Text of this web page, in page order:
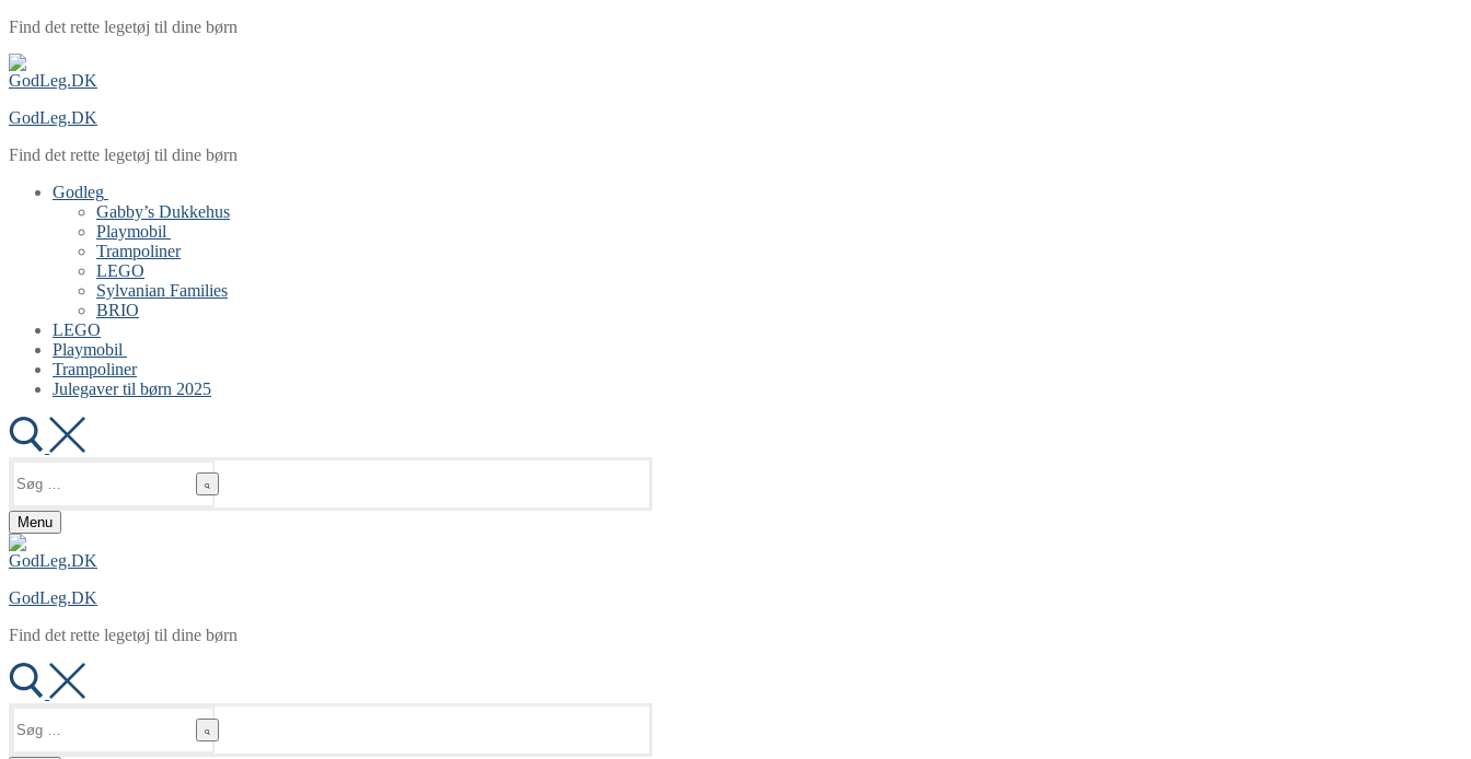
Spring
indhold
Menu
Luk
Find det rette legetøj til dine børn
GodLeg.DK
Find det rette legetøj til dine børn
Godleg
Gabby’s Dukkehus
Playmobil
Trampoliner
LEGO
Sylvanian Families
BRIO
LEGO
Playmobil
Trampoliner
Julegaver til børn 2025
efter:
Menu
GodLeg.DK
Find det rette legetøj til dine børn
efter: